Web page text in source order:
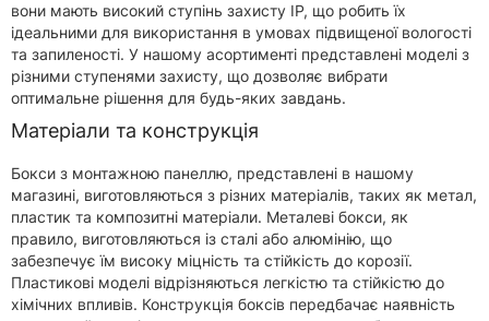
вони мають високий ступінь захисту IP, що робить їх
ідеальними для використання в умовах підвищеної вологості
та запиленості. У нашому асортименті представлені моделі з
різними ступенями захисту, що дозволяє вибрати
оптимальне рішення для будь-яких завдань.
Матеріали та конструкція
Бокси з монтажною панеллю, представлені в нашому
магазині, виготовляються з різних матеріалів, таких як метал,
пластик та композитні матеріали. Металеві бокси, як
правило, виготовляються із сталі або алюмінію, що
забезпечує їм високу міцність та стійкість до корозії.
Пластикові моделі відрізняються легкістю та стійкістю до
хімічних впливів. Конструкція боксів передбачає наявність